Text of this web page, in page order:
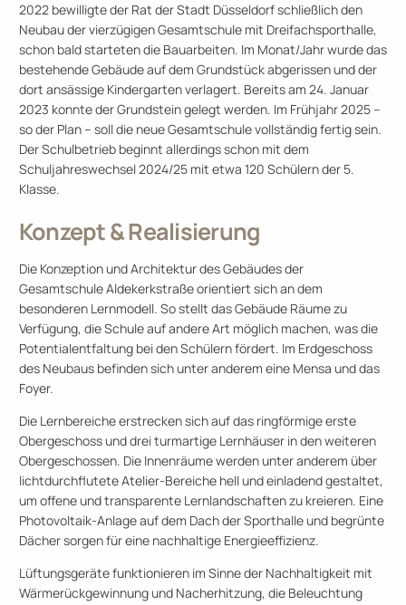
2022 bewilligte der Rat der Stadt Düsseldorf schließlich den
Neubau der vierzügigen Gesamtschule mit Dreifachsporthalle,
schon bald starteten die Bauarbeiten. Im Monat/Jahr wurde das
bestehende Gebäude auf dem Grundstück abgerissen und der
dort ansässige Kindergarten verlagert. Bereits am 24. Januar
2023 konnte der Grundstein gelegt werden. Im Frühjahr 2025 –
so der Plan – soll die neue Gesamtschule vollständig fertig sein.
Der Schulbetrieb beginnt allerdings schon mit dem
Schuljahreswechsel 2024/25 mit etwa 120 Schülern der 5.
Klasse.
Konzept & Realisierung
Die Konzeption und Architektur des Gebäudes der
Gesamtschule Aldekerkstraße orientiert sich an dem
besonderen Lernmodell. So stellt das Gebäude Räume zu
Verfügung, die Schule auf andere Art möglich machen, was die
Potentialentfaltung bei den Schülern fördert. Im Erdgeschoss
des Neubaus befinden sich unter anderem eine Mensa und das
Foyer.
Die Lernbereiche erstrecken sich auf das ringförmige erste
Obergeschoss und drei turmartige Lernhäuser in den weiteren
Obergeschossen. Die Innenräume werden unter anderem über
lichtdurchflutete Atelier-Bereiche hell und einladend gestaltet,
um offene und transparente Lernlandschaften zu kreieren. Eine
Photovoltaik-Anlage auf dem Dach der Sporthalle und begrünte
Dächer sorgen für eine nachhaltige Energieeffizienz.
Lüftungsgeräte funktionieren im Sinne der Nachhaltigkeit mit
Wärmerückgewinnung und Nacherhitzung, die Beleuchtung